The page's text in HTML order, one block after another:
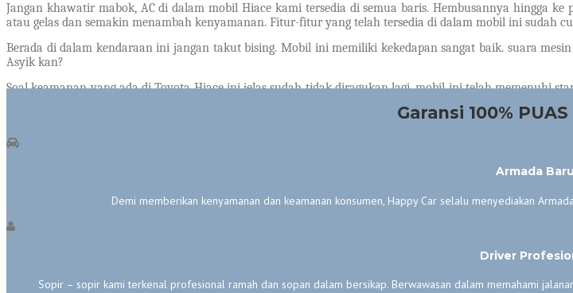
Jangan khawatir mabok, AC di dalam mobil Hiace kami tersedia di semua baris. Hembusannya hingga
atau gelas dan semakin menambah kenyamanan. Fitur-fitur yang telah tersedia di dalam mobil ini sudah
Berada di dalam kendaraan ini jangan takut bising. Mobil ini memiliki kekedapan sangat baik. suara
Asyik kan?
Soal keamanan yang ada di Toyota Hiace ini jelas sudah tidak diragukan lagi. mobil ini telah memenuhi
agar tidak ke depan saat benturan. Bukan hanya safety untuk penumpang, namun juga pengemudinya.
Garansi 100%
Armada Baru
Demi memberikan kenyamanan dan keamanan konsumen, Happy Car selalu menyediakan
Driver
Sopir – sopir kami terkenal profesional ramah dan sopan dalam bersikap. Berwawasan dalam memahami